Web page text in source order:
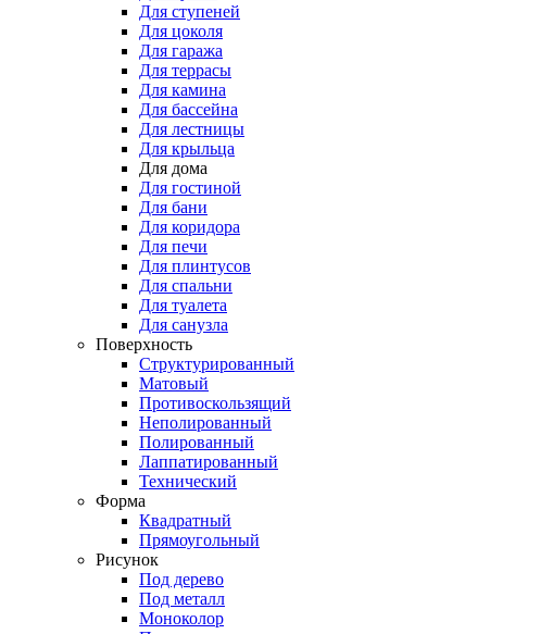
Для ступеней
Для цоколя
Для гаража
Для террасы
Для камина
Для бассейна
Для лестницы
Для крыльца
Для дома
Для гостиной
Для бани
Для коридора
Для печи
Для плинтусов
Для спальни
Для туалета
Для санузла
Поверхность
Структурированный
Матовый
Противоскользящий
Неполированный
Полированный
Лаппатированный
Технический
Форма
Квадратный
Прямоугольный
Рисунок
Под дерево
Под металл
Моноколор